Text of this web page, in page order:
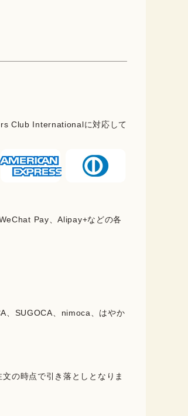
Club Internationalに対応して
Pay、Alipay+などの各
、SUGOCA、nimoca、はやか
の時点で引き落としとなりま